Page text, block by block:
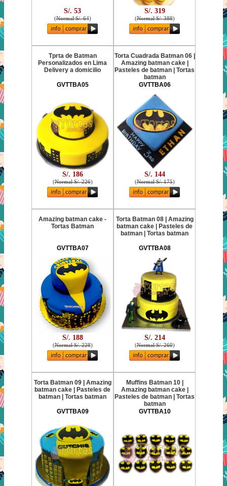
S/. 53
(Normal S/. 64)
S/. 319
(Normal S/. 388)
Tprta de Batman
Personalizados en Lima
Delivery a domicilio
GVTTBA05
S/. 186
(Normal S/. 226)
Torta Cuadrada Batman 06 |
Amazing batman cake |
Pasteles de batman | Tortas
batman
GVTTBA06
S/. 144
(Normal S/. 175)
Amazing batman cake -
Tortas Batman
GVTTBA07
S/. 188
(Normal S/. 228)
Torta Batman 08 | Amazing
batman cake | Pasteles de
batman | Tortas batman
GVTTBA08
S/. 214
(Normal S/. 260)
Torta Batman 09 | Amazing
batman cake | Pasteles de
batman | Tortas batman
GVTTBA09
Muffins Batman 10 |
Amazing batman cake |
Pasteles de batman | Tortas
batman
GVTTBA10